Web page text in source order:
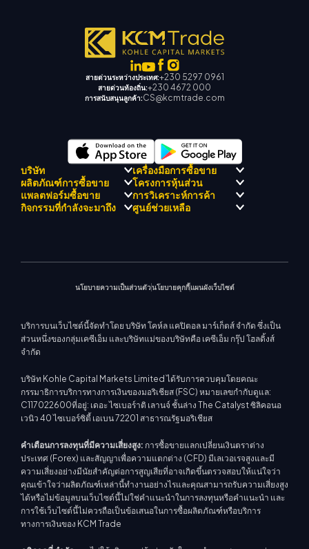
สายด่วนระหว่างประเทศ:+230 5297 0961
สายด่วนท้องถิ่น:+230 4672 000
การสนับสนุนลูกค้า:CS@kcmtrade.com
บริษัท
การปฏิบัติตามกฎระเบียบ
เกี่ยวกับ KCM เทรด
ทีมดริฟท์เทรด เคซีเอ็ม
เครื่องมือการซื้อขาย
KCM เทรด AI ที่ปรึกษา
ศูนย์สัญญาณเทรด เคซีเอ็ม
ปฏิทินเศรษฐกิ
ผลิตภัณฑ์การซื้อขาย
Forex
โครงการหุ้นส่วน
แนะนำโปรแกรมโบรกเกอร์
แพลตฟอร์มซื้อขาย การวิเคราะห์การค้า
กิจกรรมที่กำลังจะมาถึง ศูนย์ช่วยเหลือ
นโยบายความเป็นส่วนตัวนโยบายคุกกี้ แผนผังเว็บไซต์
บริการบนเว็บไซต์นี้จัดทำโดย บริษัท โคห์ล แคปิตอล มาร์เก็ตส์ จำกัด ซึ่งเป็น
ส่วนหนึ่งของกลุ่มเคซีเอ็ม และบริษัทแม่ของบริษัทคือ เคซีเอ็ม กรุ๊ป โฮลดิ้งส์
จำกัด
บริษัท Kohle Capital Markets Limited ได้รับการควบคุมโดยคณะ
กรรมาธิการบริการทางการเงินของมอริเชียส (FSC) หมายเลขกำกับดูแล:
C117022600ที่อยู่: เดอะ ไซเบอร์าติ เลานจ์ ชั้นล่าง The Catalyst ซิลิคอนอ
เวนิว 40 ไซเบอร์ซิตี้ เอเบน 72201 สาธารณรัฐมอริเชียส
คำเตือนการลงทุนที่มีความเสี่ยงสูง: การซื้อขายแลกเปลี่ยนเงินตราต่าง
ประเทศ (Forex) และสัญญาเพื่อความแตกต่าง (CFD) มีเลเวอเรจสูงและมี
ความเสี่ยงอย่างมีนัยสำคัญต่อการสูญเสียที่อาจเกิดขึ้นตรวจสอบให้แน่ใจว่า
คุณเข้าใจว่าผลิตภัณฑ์เหล่านี้ทำงานอย่างไรและคุณสามารถรับความเสี่ยงสูง
ได้หรือไม่ข้อมูลบนเว็บไซต์นี้ไม่ใช่คำแนะนำในการลงทุนหรือคำแนะนำ และ
การใช้เว็บไซต์นี้ไม่ควรถือเป็นข้อเสนอในการซื้อผลิตภัณฑ์หรือบริการ
ทางการเงินของ KCM Trade